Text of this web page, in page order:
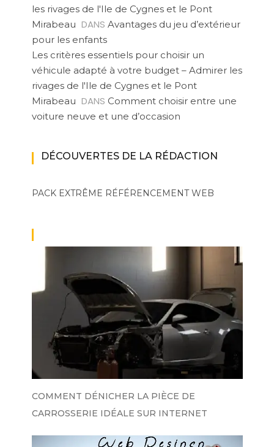
les rivages de l'Ile de Cygnes et le Pont
Mirabeau DANS Avantages du jeu d’extérieur
pour les enfants
Les critères essentiels pour choisir un
véhicule adapté à votre budget – Admirer les
rivages de l'Ile de Cygnes et le Pont
Mirabeau DANS Comment choisir entre une
voiture neuve et une d’occasion
DÉCOUVERTES DE LA RÉDACTION
PACK EXTRÊME RÉFÉRENCEMENT WEB
COMMENT DÉNICHER LA PIÈCE DE
CARROSSERIE IDÉALE SUR INTERNET